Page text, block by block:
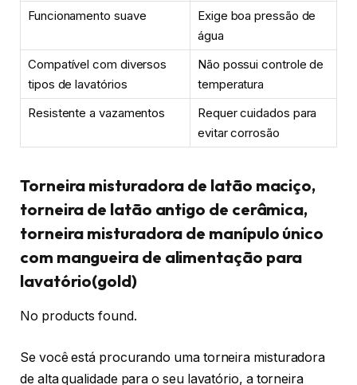
Funcionamento suave
Exige boa pressão de
água
Compatível com diversos
tipos de lavatórios
Não possui controle de
temperatura
Resistente a vazamentos
Requer cuidados para
evitar corrosão
Torneira misturadora de latão maciço,
torneira de latão antigo de cerâmica,
torneira misturadora de manípulo único
com mangueira de alimentação para
lavatório(gold)
No products found.
Se você está procurando uma torneira misturadora
de alta qualidade para o seu lavatório, a torneira